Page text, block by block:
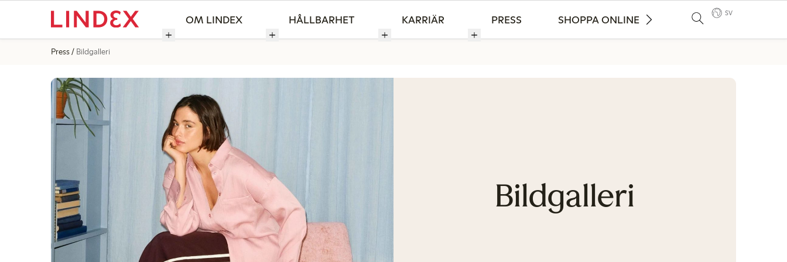
OM LINDEX HÅLLBARHET KARRIÄR PRESS SHOPPA ONLINE
SV
Press Bildgalleri
Bildgalleri